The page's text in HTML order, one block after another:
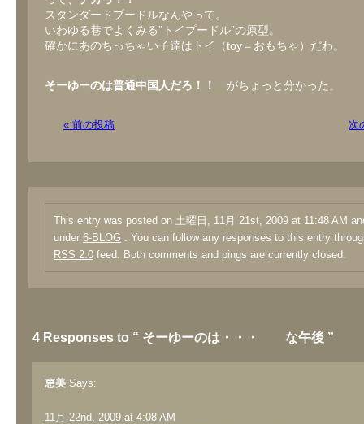
スタンダードプードルなんやって。
いわゆる巷でよくみる”トイプードル”の原型。
確かにあのちっちゃい子達はトイ（toy＝おもちゃ）だわ。
そーゆーのは普通中国人だろ！！ がちょっと分かった。
« 前の投稿 次
This entry was posted on 土曜日, 11月 21st, 2009 at 11:48 AM
under 6-BLOG . You can follow any responses to this entry
RSS 2.0 feed. Both comments and pings are currently closed.
4 Responses to “ そーゆーのは・・・ な午後 ”
恵美 Says:
11月 22nd, 2009 at 4:08 AM